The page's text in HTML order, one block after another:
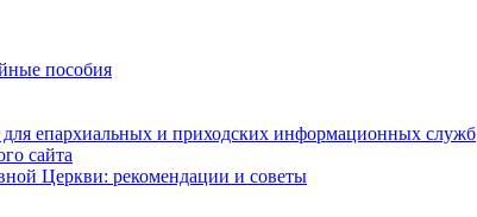
пособия
для епархиальных и приходских информационных служб
сайта
Церкви: рекомендации и советы